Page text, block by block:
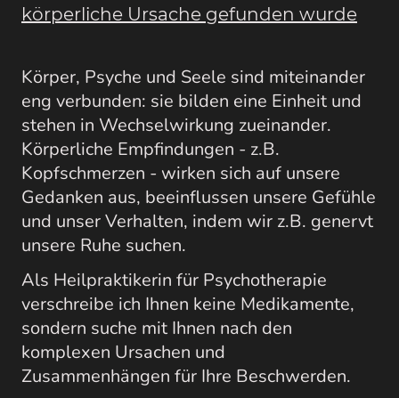
körperliche Ursache gefunden wurde
Körper, Psyche und Seele sind miteinander
eng verbunden: sie bilden eine Einheit und
stehen in Wechselwirkung zueinander.
Körperliche Empfindungen - z.B.
Kopfschmerzen - wirken sich auf unsere
Gedanken aus, beeinflussen unsere Gefühle
und unser Verhalten, indem wir z.B. genervt
unsere Ruhe suchen.
Als Heilpraktikerin für Psychotherapie
verschreibe ich Ihnen keine Medikamente,
sondern suche mit Ihnen nach den
komplexen Ursachen und
Zusammenhängen für Ihre Beschwerden.